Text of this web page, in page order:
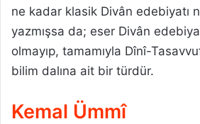
ne kadar klasik Divân edebiyatı
yazmışsa da; eser Divân
olmayıp, tamamıyla Dînî-
bilim dalına ait bir türdür.
Kemal Ümmî